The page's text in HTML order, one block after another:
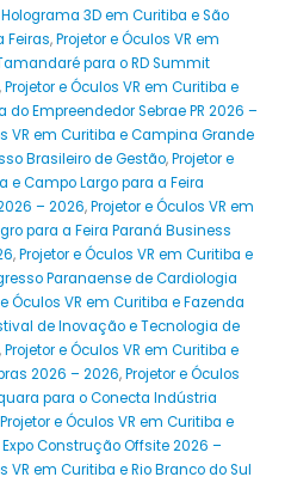
Holograma 3D em Curitiba e São
Feiras,Projetor e Óculos VR em
para o RD Summit
,Projetor e Óculos VR em Curitiba e
do Empreendedor Sebrae PR 2026 –
VR em Curitiba e Campina Grande
Brasileiro de Gestão,Projetor e
e Campo Largo para a Feira
– 2026,Projetor e Óculos VR em
para a Feira Paraná Business
,Projetor e Óculos VR em Curitiba e
Paranaense de Cardiologia
Óculos VR em Curitiba e Fazenda
de Inovação e Tecnologia de
,Projetor e Óculos VR em Curitiba e
2026 – 2026,Projetor e Óculos
para o Conecta Indústria
Projetor e Óculos VR em Curitiba e
Construção Offsite 2026 –
VR em Curitiba e Rio Branco do Sul